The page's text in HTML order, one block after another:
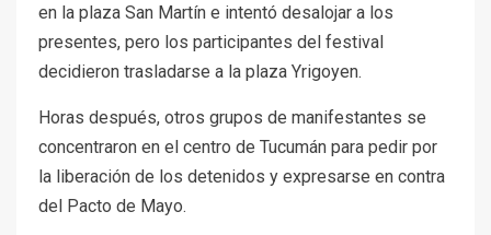
en la plaza San Martín e intentó desalojar a los
presentes, pero los participantes del festival
decidieron trasladarse a la plaza Yrigoyen.
Horas después, otros grupos de manifestantes se
concentraron en el centro de Tucumán para pedir por
la liberación de los detenidos y expresarse en contra
del Pacto de Mayo.